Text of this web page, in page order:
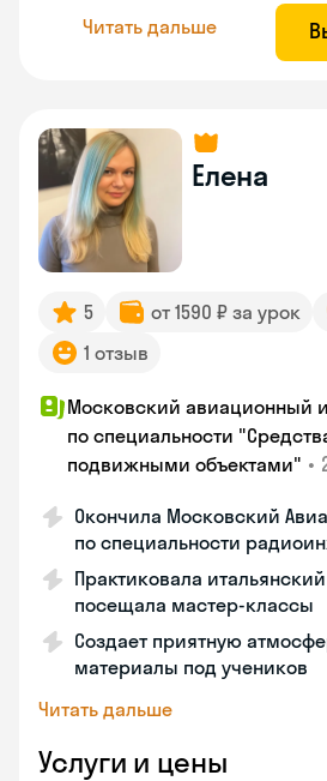
Читать дальше
Елена
5 от 1590 ₽ за урок
1 отзыв
Московский авиационный
по специальности
подвижными объектами" •
Окончила Московский
по специальности
Практиковала
посещала мастер-классы
Создает приятную
материалы под учеников
Читать дальше
Услуги и цены